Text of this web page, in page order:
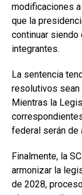
modificaciones
que la
continuar
integrantes.
La sentencia
resolutivos sean
Mientras la
federal serán de
Finalmente, la
armonizar la
de 2028,